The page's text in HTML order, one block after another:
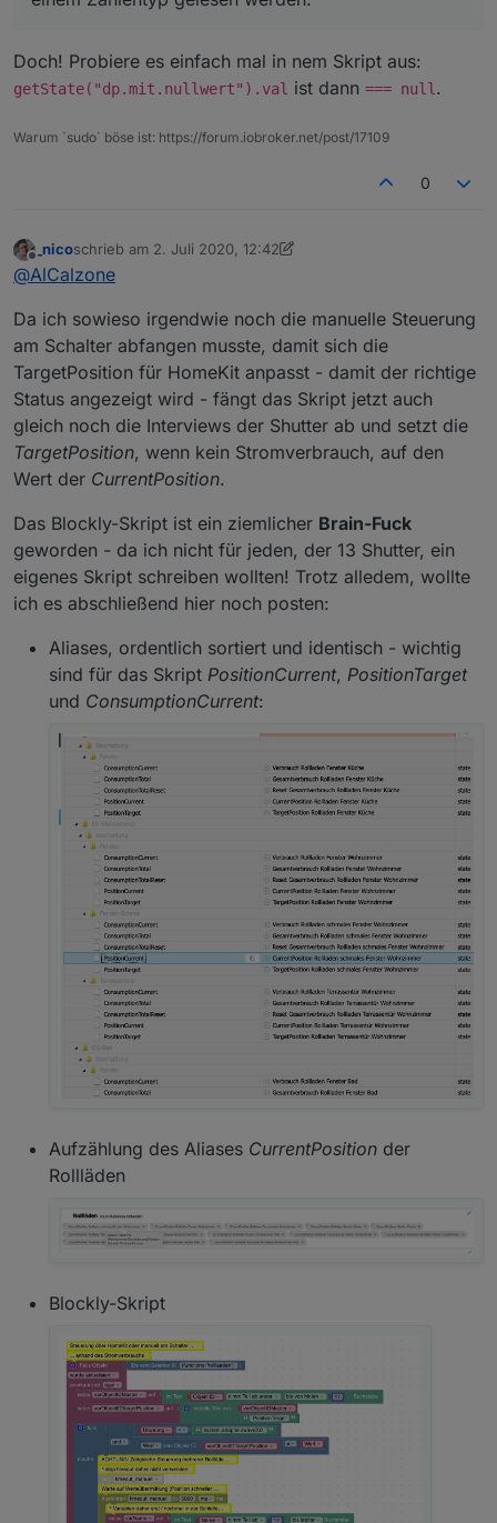
richtig
Nein das ist inkonsistent. Normale Datenpunkte
haben die bewusste Möglichkeit, keinen Wert
Java kennt auch nullable Datentypen (ähnlich
https://stackoverflow.com/questions/14321175/h
Aliassen sind ja "Kopien" bzw.
Datenpunkten. Beim Auslesen des originalen
Datenpunkt müsste das "Null" zur "0" (im Alias
Datenpunkt) werden.
wenig eingerostet :-)
Doch! Probiere es einfach mal in nem Skript aus:
getState("dp.mit.nullwert").val ist dann === null .
Warum `sudo` böse ist: https://forum.iobroker.net/post/17109
0
Offline
_nicoschrieb am 2. Juli 2020, 12:42
zuletzt editiert von _nico 7. Feb. 2020, 14:44
@AlCalzone
Da ich sowieso irgendwie noch die manuelle Steuerung
am Schalter abfangen musste, damit sich die
TargetPosition für HomeKit anpasst - damit der richtige
Status angezeigt wird - fängt das Skript jetzt auch
gleich noch die Interviews der Shutter ab und setzt die
TargetPosition, wenn kein Stromverbrauch, auf den
Wert der CurrentPosition.
Das Blockly-Skript ist ein ziemlicher Brain-Fuck
geworden - da ich nicht für jeden, der 13 Shutter, ein
eigenes Skript schreiben wollten! Trotz alledem, wollte
ich es abschließend hier noch posten:
Aliases, ordentlich sortiert und identisch - wichtig
sind für das Skript PositionCurrent, PositionTarget
und ConsumptionCurrent:
Aufzählung des Aliases CurrentPosition der
Rollläden
Blockly-Skript